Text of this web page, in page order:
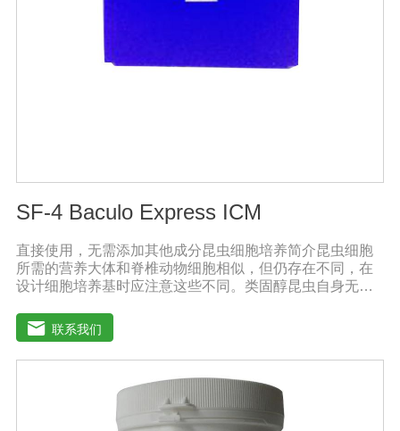
本品稀释2000-3000倍液适量灌根;3、冲施或滴灌:每亩每
次用本品2-3公斤兑水溶解后随水冲施或滴灌。注意事
项:1、本品可与中酸性农药混用，并增加药效。2、宜在上
午9点之前或下午4点以后喷施，喷后4小时内遇雨水应补
SF-4 Baculo Express ICM
直接使用，无需添加其他成分昆虫细胞培养简介昆虫细胞
所需的营养大体和脊椎动物细胞相似，但仍存在不同，在
设计细胞培养基时应注意这些不同。类固醇昆虫自身无法
前体。氨基酸昆虫血液中氨基酸含量很高，培养基中氨基
酸含量也应较高。有机酸昆虫血液中游离有机酸的含量通
常较高，例如：柠檬酸、琥珀酸、草酸和苹果酸等。每只
昆虫体内游离有机酸含量为0.1-30毫摩尔。pH值、缓冲物
和酸碱指示剂昆虫组织液偏酸性，其值为6.2-6.9，因此昆
虫细胞培养基的pH值应在6.2-6.5之间。而大多数哺乳动物
联系我们